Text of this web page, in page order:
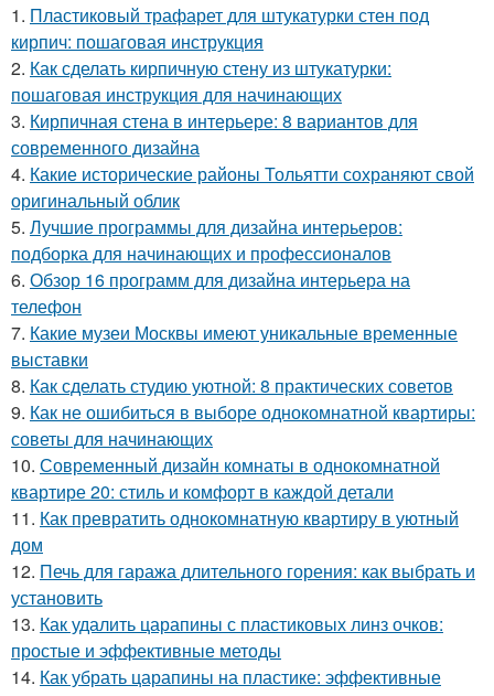
1. Пластиковый трафарет для штукатурки стен под
кирпич: пошаговая инструкция
2. Как сделать кирпичную стену из штукатурки:
пошаговая инструкция для начинающих
3. Кирпичная стена в интерьере: 8 вариантов для
современного дизайна
4. Какие исторические районы Тольятти сохраняют свой
оригинальный облик
5. Лучшие программы для дизайна интерьеров:
подборка для начинающих и профессионалов
6. Обзор 16 программ для дизайна интерьера на
телефон
7. Какие музеи Москвы имеют уникальные временные
выставки
8. Как сделать студию уютной: 8 практических советов
9. Как не ошибиться в выборе однокомнатной квартиры:
советы для начинающих
10. Современный дизайн комнаты в однокомнатной
квартире 20: стиль и комфорт в каждой детали
11. Как превратить однокомнатную квартиру в уютный
дом
12. Печь для гаража длительного горения: как выбрать и
установить
13. Как удалить царапины с пластиковых линз очков:
простые и эффективные методы
14. Как убрать царапины на пластике: эффективные